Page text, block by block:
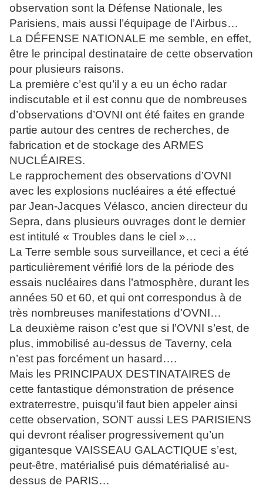
observation sont la Défense Nationale, les
Parisiens, mais aussi l’équipage de l’Airbus…
La DÉFENSE NATIONALE me semble, en effet,
être le principal destinataire de cette observation
pour plusieurs raisons.
La première c’est qu’il y a eu un écho radar
indiscutable et il est connu que de nombreuses
d’observations d’OVNI ont été faites en grande
partie autour des centres de recherches, de
fabrication et de stockage des ARMES
NUCLÉAIRES.
Le rapprochement des observations d’OVNI
avec les explosions nucléaires a été effectué
par Jean-Jacques Vélasco, ancien directeur du
Sepra, dans plusieurs ouvrages dont le dernier
est intitulé « Troubles dans le ciel »…
La Terre semble sous surveillance, et ceci a été
particulièrement vérifié lors de la période des
essais nucléaires dans l’atmosphère, durant les
années 50 et 60, et qui ont correspondus à de
très nombreuses manifestations d’OVNI…
La deuxième raison c’est que si l’OVNI s’est, de
plus, immobilisé au-dessus de Taverny, cela
n’est pas forcément un hasard….
Mais les PRINCIPAUX DESTINATAIRES de
cette fantastique démonstration de présence
extraterrestre, puisqu’il faut bien appeler ainsi
cette observation, SONT aussi LES PARISIENS
qui devront réaliser progressivement qu’un
gigantesque VAISSEAU GALACTIQUE s’est,
peut-être, matérialisé puis dématérialisé au-
dessus de PARIS…